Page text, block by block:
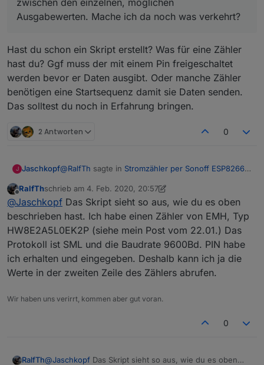
zwischen den einzelnen, möglichen
Ausgabewerten. Mache ich da noch was verkehrt?
Hast du schon ein Skript erstellt? Was für eine Zähler
hast du? Ggf muss der mit einem Pin freigeschaltet
werden bevor er Daten ausgibt. Oder manche Zähler
benötigen eine Startsequenz damit sie Daten senden.
Das solltest du noch in Erfahrung bringen.
2 Antworten 0
J Jaschkopf@RalfTh sagte in Stromzähler per Sonoff ESP8266
@Jaschkopf Der Lesekopf ist montiert. Das
Skript hab meines AZ-Delivery D1 mini habe ich
folgendermaßen mit dem Volkszähler
verbunden:
Gnd, +3,3V und Rxd des Volkszählers an
GPIO13(D7) des D1 Mini angeschlossen.
Hast du schon ein Skript erstellt? Was für eine
Zähler hast du? Ggf muss der mit einem Pin
freigeschaltet werden bevor er Daten ausgibt. Oder
manche Zähler benötigen eine Startsequenz damit
sie Daten senden. Das solltest du noch in Erfahrung
bringen.
Offline
RalfThschrieb am 4. Feb. 2020, 20:57
zuletzt editiert von RalfTh2. Apr. 2020, 21:58
@Jaschkopf Das Skript sieht so aus, wie du es oben
beschrieben hast. Ich habe einen Zähler von EMH, Typ
HW8E2A5L0EK2P (siehe mein Post vom 22.01.) Das
Protokoll ist SML und die Baudrate 9600Bd. PIN habe
ich erhalten und eingegeben. Deshalb kann ich ja die
Werte in der zweiten Zeile des Zählers abrufen.
Wir haben uns verirrt, kommen aber gut voran.
0
RalfTh@Jaschkopf Das Skript sieht so aus, wie du es oben